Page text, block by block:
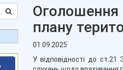
Оголошення
плану
01.09.2025
У відповідності до ст.21